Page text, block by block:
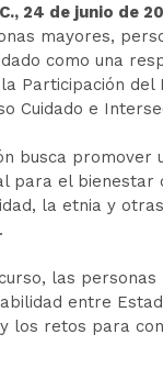
24 de junio de
mayores,
como una
Participación
Cuidado e
busca promover
para el bienestar
la etnia y
las
entre
los retos para